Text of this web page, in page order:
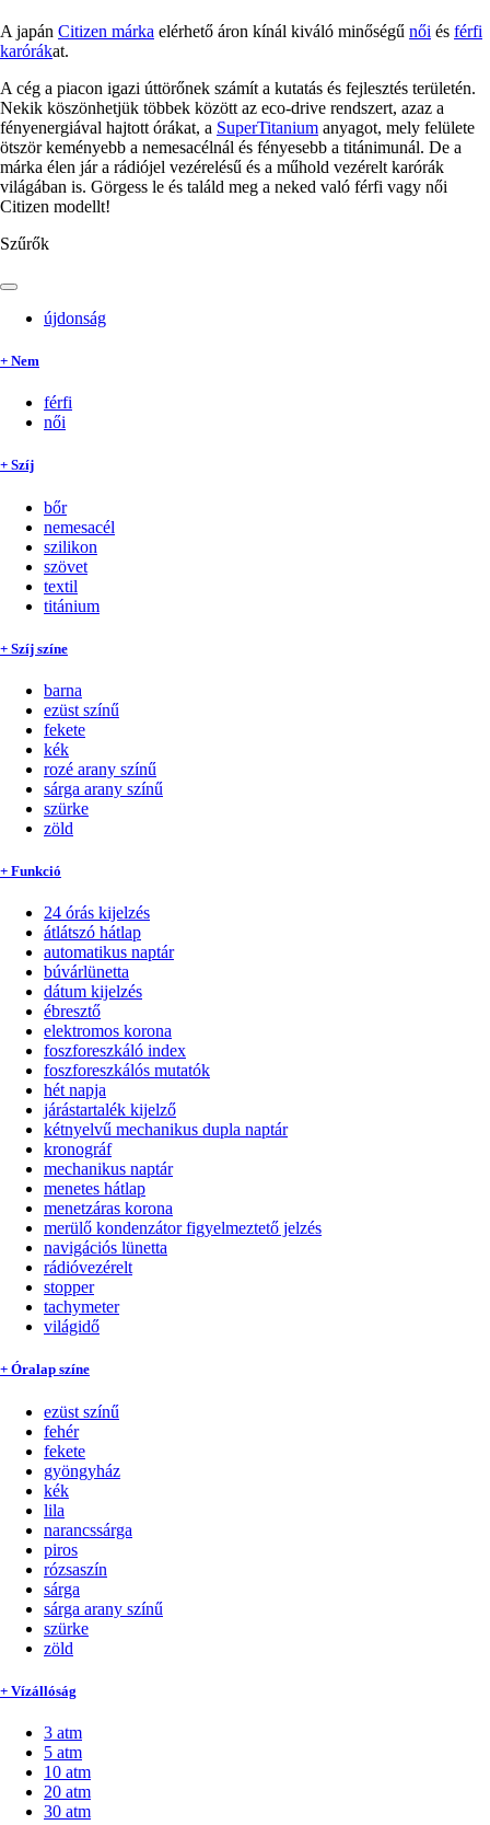
A japán Citizen márka elérhető áron kínál kiváló minőségű női és férfi
karórákat.
A cég a piacon igazi úttörőnek számít a kutatás és fejlesztés területén.
Nekik köszönhetjük többek között az eco-drive rendszert, azaz a
fényenergiával hajtott órákat, a SuperTitanium anyagot, mely felülete
ötször keményebb a nemesacélnál és fényesebb a titánimunál. De a
márka élen jár a rádiójel vezérelésű és a műhold vezérelt karórák
világában is. Görgess le és találd meg a neked való férfi vagy női
Citizen modellt!
Szűrők
újdonság
+ Nem
férfi
női
+ Szíj
bőr
nemesacél
szilikon
szövet
textil
titánium
+ Szíj színe
barna
ezüst színű
fekete
kék
rozé arany színű
sárga arany színű
szürke
zöld
+ Funkció
24 órás kijelzés
átlátszó hátlap
automatikus naptár
búvárlünetta
dátum kijelzés
ébresztő
elektromos korona
foszforeszkáló index
foszforeszkálós mutatók
hét napja
járástartalék kijelző
kétnyelvű mechanikus dupla naptár
kronográf
mechanikus naptár
menetes hátlap
menetzáras korona
merülő kondenzátor figyelmeztető jelzés
navigációs lünetta
rádióvezérelt
stopper
tachymeter
világidő
+ Óralap színe
ezüst színű
fehér
fekete
gyöngyház
kék
lila
narancssárga
piros
rózsaszín
sárga
sárga arany színű
szürke
zöld
+ Vízállóság
3 atm
5 atm
10 atm
20 atm
30 atm